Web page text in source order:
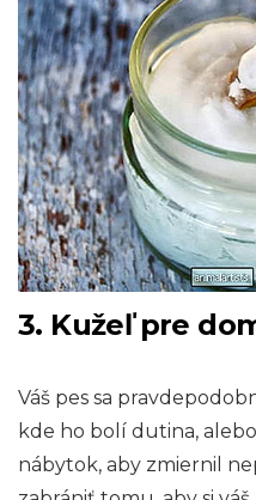
3. Kužeľ pre
Váš pes sa
kde ho bolí dutina,
nábytok, aby zmiernil